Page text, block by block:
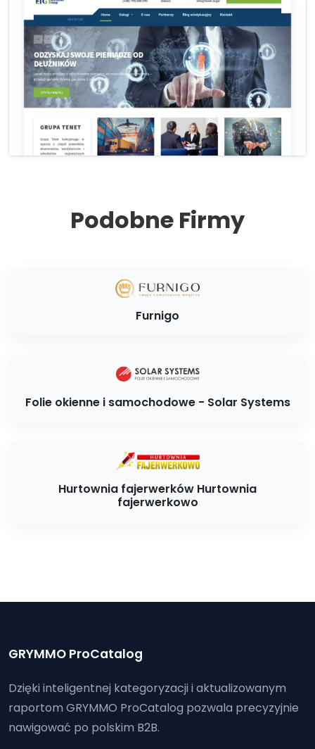
Podobne Firmy
Furnigo
Folie okienne i samochodowe - Solar Systems
Hurtownia fajerwerków Hurtownia
fajerwerkowo
GRYMMO ProCatalog
Dzięki inteligentnej kategoryzacji i aktualizowanym
raportom GRYMMO ProCatalog pozwala precyzyjnie
nawigować po polskim B2B.